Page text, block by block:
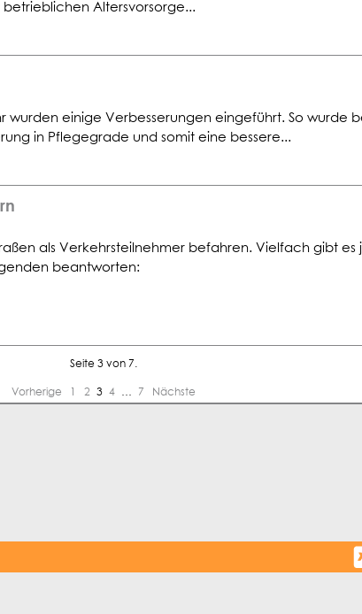
Altersvorsorge...
wurden einige Verbesserungen eingeführt. So wurde
in Pflegegrade und somit eine bessere...
als Verkehrsteilnehmer befahren. Vielfach gibt
beantworten:
Seite 3 von 7.
Vorherige 2 3 4 … 7 Nächste